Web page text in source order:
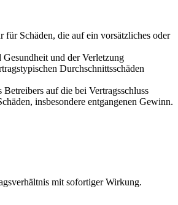
Schäden, die auf ein vorsätzliches oder
und der Verletzung
Durchschnittsschäden
auf die bei Vertragsschluss
insbesondere entgangenen Gewinn.
mit sofortiger Wirkung.